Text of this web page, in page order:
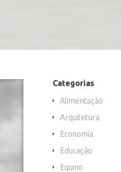
Categorias
Alimentação
Arquitetura
Economia
Educação
Equino